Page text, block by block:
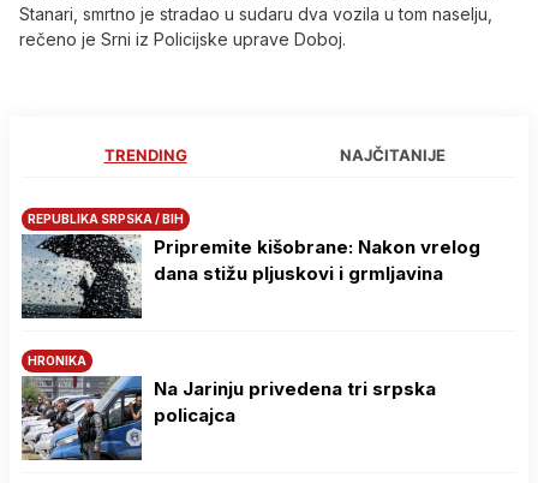
Stanari, smrtno je stradao u sudaru dva vozila u tom naselju,
rečeno je Srni iz Policijske uprave Doboj.
TRENDING NAJČITANIJE
REPUBLIKA SRPSKA / BIH
Pripremite kišobrane: Nakon vrelog
dana stižu pljuskovi i grmljavina
HRONIKA
Na Јarinju privedena tri srpska
policajca